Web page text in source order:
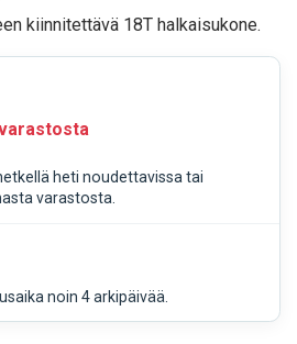
kiinnitettävä 18T halkaisukone.
heti noudettavissa tai
varastosta.
noin 4 arkipäivää.